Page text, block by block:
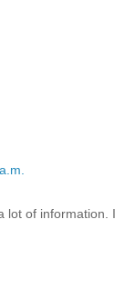
lot of information. I